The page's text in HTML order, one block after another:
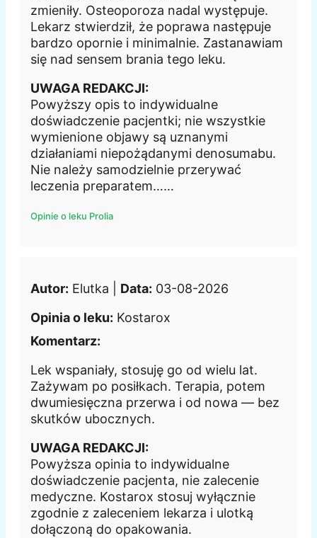
zmieniły. Osteoporoza nadal występuje.
Lekarz stwierdził, że poprawa następuje
bardzo opornie i minimalnie. Zastanawiam
się nad sensem brania tego leku.
UWAGA REDAKCJI:
Powyższy opis to indywidualne
doświadczenie pacjentki; nie wszystkie
wymienione objawy są uznanymi
działaniami niepożądanymi denosumabu.
Nie należy samodzielnie przerywać
leczenia preparatem……
Opinie o leku Prolia
Autor: Elutka | Data: 03-08-2026
Opinia o leku: Kostarox
Komentarz:
Lek wspaniały, stosuję go od wielu lat.
Zażywam po posiłkach. Terapia, potem
dwumiesięczna przerwa i od nowa — bez
skutków ubocznych.
UWAGA REDAKCJI:
Powyższa opinia to indywidualne
doświadczenie pacjenta, nie zalecenie
medyczne. Kostarox stosuj wyłącznie
zgodnie z zaleceniem lekarza i ulotką
dołączoną do opakowania.